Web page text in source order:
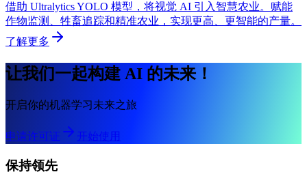
借助 Ultralytics YOLO 模型，将视觉 AI 引入智慧农业。赋能
作物监测、牲畜追踪和精准农业，实现更高、更智能的产量。
了解更多
让我们一起构建 AI 的未来！
开启你的机器学习未来之旅
申请许可证 开始使用
保持领先